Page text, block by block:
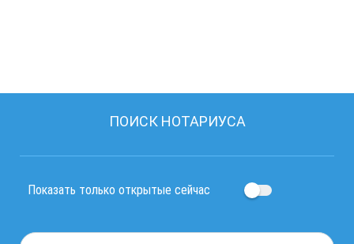
ПОИСК НОТАРИУСА
Показать только открытые сейчас